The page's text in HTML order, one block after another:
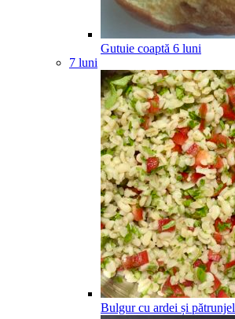
Gutuie coaptă 6 luni
7 luni
Bulgur cu ardei și pătrunjel